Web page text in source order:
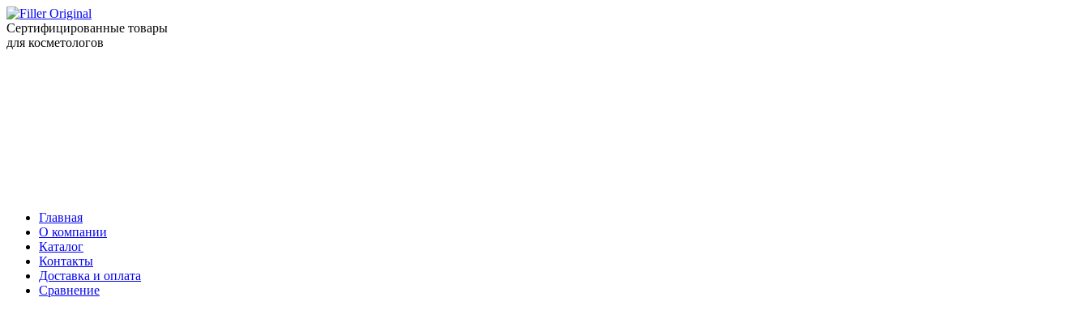
Сертифицированные товары
для косметологов
Главная
О компании
Каталог
Контакты
Доставка и оплата
Сравнение